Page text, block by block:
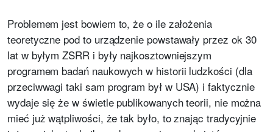
Problemem jest bowiem to, że o ile założenia
teoretyczne pod to urządzenie powstawały przez ok 30
lat w byłym ZSRR i były najkosztowniejszym
programem badań naukowych w historii ludzkości (dla
przeciwwagi taki sam program był w USA) i faktycznie
wydaje się że w świetle publikowanych teorii, nie można
mieć już wątpliwości, że tak było, to znając tradycyjnie